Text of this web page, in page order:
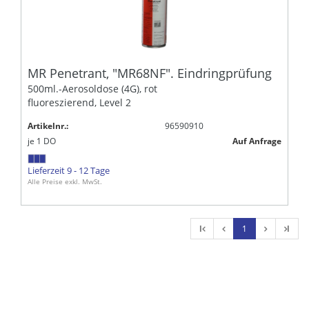
MR Penetrant, "MR68NF". Eindringprüfung
500ml.-Aerosoldose (4G), rot
fluoreszierend, Level 2
Artikelnr.:
96590910
je 1 DO Auf Anfrage
Lieferzeit 9 - 12 Tage
Alle Preise exkl. MwSt.
l 1 l